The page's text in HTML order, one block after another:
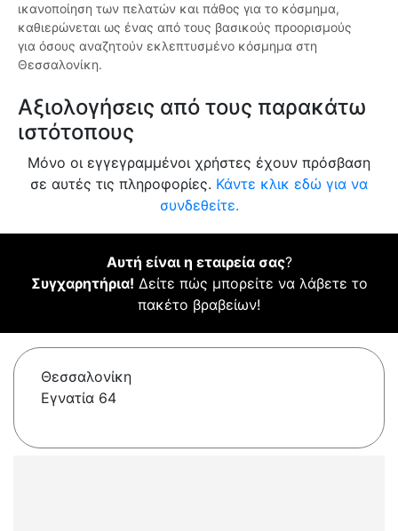
ικανοποίηση των πελατών και πάθος για το κόσμημα,
καθιερώνεται ως ένας από τους βασικούς προορισμούς
για όσους αναζητούν εκλεπτυσμένο κόσμημα στη
Θεσσαλονίκη.
Αξιολογήσεις από τους παρακάτω
ιστότοπους
Μόνο οι εγγεγραμμένοι χρήστες έχουν πρόσβαση
σε αυτές τις πληροφορίες. Κάντε κλικ εδώ για να
συνδεθείτε.
Αυτή είναι η εταιρεία σας?
Συγχαρητήρια! Δείτε πώς μπορείτε να λάβετε το
πακέτο βραβείων!
Θεσσαλονίκη
Εγνατία 64